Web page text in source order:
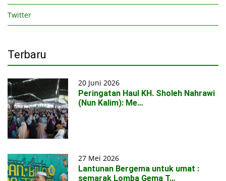
Twitter
Terbaru
20 Juni 2026
Peringatan Haul KH. Sholeh Nahrawi
(Nun Kalim): Me…
27 Mei 2026
Lantunan Bergema untuk umat :
semarak Lomba Gema T…